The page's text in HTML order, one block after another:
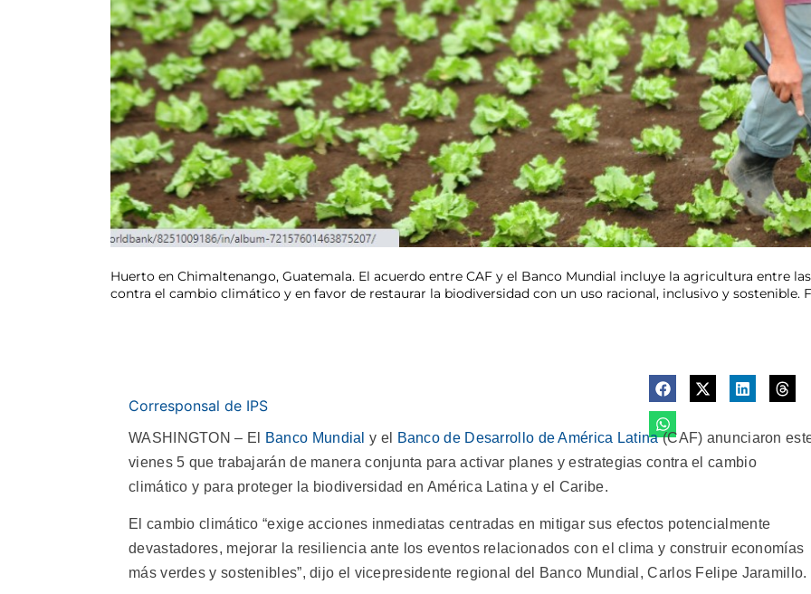
Huerto en Chimaltenango, Guatemala. El acuerdo entre CAF y el Banco Mundial incluye la agricultura entre
contra el cambio climático y en favor de restaurar la biodiversidad con un uso racional, inclusivo y sostenible.
Corresponsal de IPS
WASHINGTON – El Banco Mundial y el Banco de Desarrollo de América Latina(CAF) anunciaron
vienes 5 que trabajarán de manera conjunta para activar planes y estrategias contra el cambio
climático y para proteger la biodiversidad en América Latina y el Caribe.
El cambio climático “exige acciones inmediatas centradas en mitigar sus efectos potencialmente
devastadores, mejorar la resiliencia ante los eventos relacionados con el clima y construir economías
más verdes y sostenibles”, dijo el vicepresidente regional del Banco Mundial, Carlos Felipe Jaramillo.